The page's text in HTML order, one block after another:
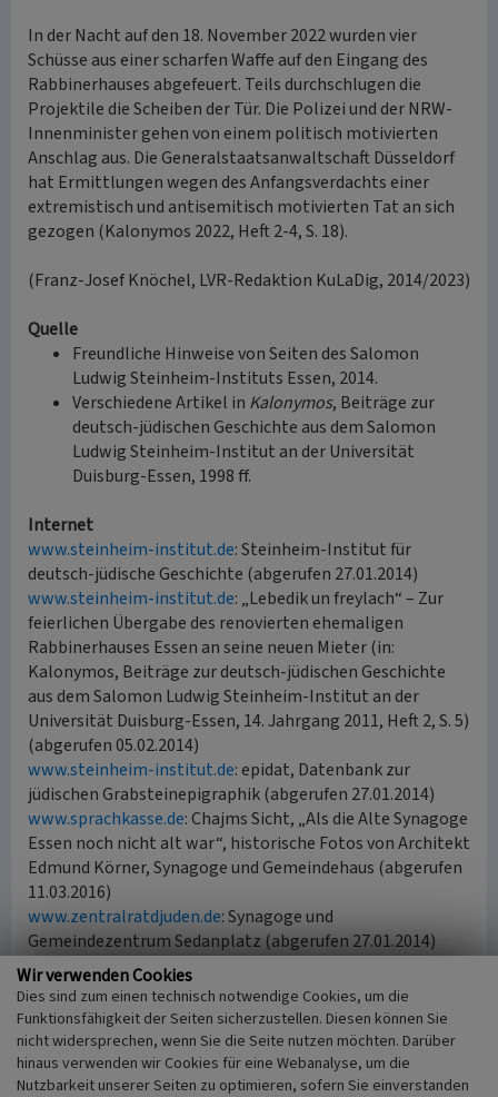
In der Nacht auf den 18. November 2022 wurden vier
Schüsse aus einer scharfen Waffe auf den Eingang des
Rabbinerhauses abgefeuert. Teils durchschlugen die
Projektile die Scheiben der Tür. Die Polizei und der NRW-
Innenminister gehen von einem politisch motivierten
Anschlag aus. Die Generalstaatsanwaltschaft Düsseldorf
hat Ermittlungen wegen des Anfangsverdachts einer
extremistisch und antisemitisch motivierten Tat an sich
gezogen (Kalonymos 2022, Heft 2-4, S. 18).
(Franz-Josef Knöchel, LVR-Redaktion KuLaDig, 2014/2023)
Quelle
Freundliche Hinweise von Seiten des Salomon
Ludwig Steinheim-Instituts Essen, 2014.
Verschiedene Artikel in Kalonymos, Beiträge zur
deutsch-jüdischen Geschichte aus dem Salomon
Ludwig Steinheim-Institut an der Universität
Duisburg-Essen, 1998 ff.
Internet
www.steinheim-institut.de: Steinheim-Institut für
deutsch-jüdische Geschichte (abgerufen 27.01.2014)
www.steinheim-institut.de: „Lebedik un freylach“ – Zur
feierlichen Übergabe des renovierten ehemaligen
Rabbinerhauses Essen an seine neuen Mieter (in:
Kalonymos, Beiträge zur deutsch-jüdischen Geschichte
aus dem Salomon Ludwig Steinheim-Institut an der
Universität Duisburg-Essen, 14. Jahrgang 2011, Heft 2, S. 5)
(abgerufen 05.02.2014)
www.steinheim-institut.de: epidat, Datenbank zur
jüdischen Grabsteinepigraphik (abgerufen 27.01.2014)
www.sprachkasse.de: Chajms Sicht, „Als die Alte Synagoge
Essen noch nicht alt war“, historische Fotos von Architekt
Edmund Körner, Synagoge und Gemeindehaus (abgerufen
11.03.2016)
www.zentralratdjuden.de: Synagoge und
Gemeindezentrum Sedanplatz (abgerufen 27.01.2014)
de.wikipedia.org : Salomon Ludwig Steinheim-Institut
(abgerufen 27.01.2014)
de.wikipedia.org: Alte Synagoge Essen, Geschichte des
Rabbinerhauses (abgerufen 27.01.2014)
Wir verwenden Cookies
Dies sind zum einen technisch notwendige Cookies, um die
Funktionsfähigkeit der Seiten sicherzustellen. Diesen können Sie
nicht widersprechen, wenn Sie die Seite nutzen möchten. Darüber
hinaus verwenden wir Cookies für eine Webanalyse, um die
Nutzbarkeit unserer Seiten zu optimieren, sofern Sie einverstanden